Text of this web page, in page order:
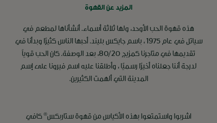
المزيد عن القهوة
هذه قهوة الحب الأوحد، ولها ثلاثة أسماء. أنشأناها لمطعم في
سياتل في عام 1975 ، باسم جايكس بليند. أحبها الناس كثيرًا وبدأنا في
تقديمها في متاجرنا كمزيج 80/20، بعد الوصفة. كان الحب قوياً
لدرجة أننا جعلناه أخيرًا رسميًا ، وأطلقنا عليه اسم فيرونا على إسم
المدينة التي ألهمت الكثيرين.
اشربوا واستمتعوا بهذه الأكياس من قهوة ستاربكس® كافي